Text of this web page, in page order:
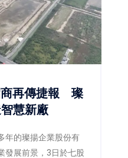
商再傳捷報 璨
慧新廠
年的璨揚企業股份有
發展前景，3日於七股